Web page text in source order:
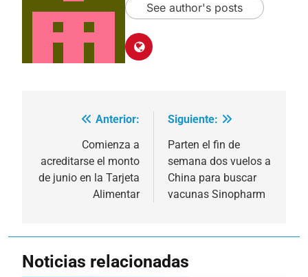
See author's posts
Navegación
entradas
Anterior:
Comienza a
acreditarse el monto
de junio en la Tarjeta
Alimentar
Siguiente:
Parten el fin de
semana dos vuelos a
China para buscar
vacunas Sinopharm
Noticias relacionadas